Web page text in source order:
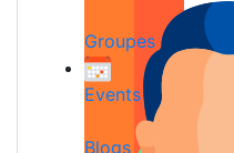
Groupes
Events
Blogs